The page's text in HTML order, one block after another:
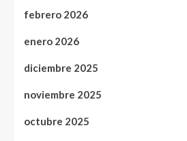
febrero 2026
enero 2026
diciembre 2025
noviembre 2025
octubre 2025